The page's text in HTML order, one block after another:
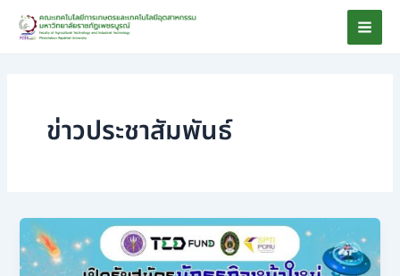
ข่าวประชาสัมพันธ์